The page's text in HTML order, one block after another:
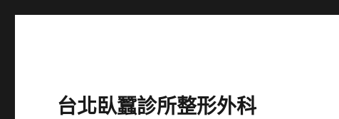
台北臥蠶診所整形外科